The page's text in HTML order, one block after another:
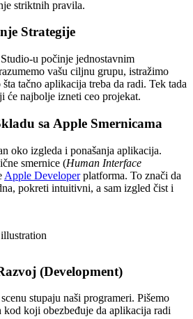
striktnih pravila.
Strategije
u počinje jednostavnim
vašu ciljnu grupu, istražimo
tačno aplikacija treba da radi. Tek tada
će najbolje izneti ceo projekat.
sa Apple Smernicama
oko izgleda i ponašanja aplikacija.
smernice (Human Interface
Apple Developerplatforma. To znači da
pokreti intuitivni, a sam izgled čist i
(Development)
stupaju naši programeri. Pišemo
koji obezbeđuje da aplikacija radi